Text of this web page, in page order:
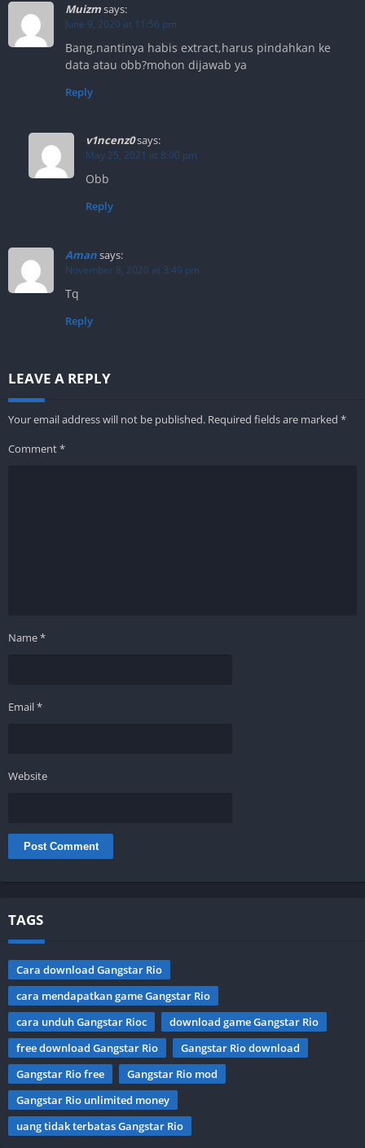
Muizmsays:
June 9, 2020 at 11:56 pm
Bang,nantinya habis extract,harus pindahkan ke
data atau obb?mohon dijawab ya
Reply
v1ncenz0says:
May 25, 2021 at 8:00 pm
Obb
Reply
Amansays:
November 8, 2020 at 3:49 pm
Tq
Reply
LEAVE A REPLY
Your email address will not be published. Required fields are marked *
Comment*
Name*
Email*
Website
TAGS
Cara download Gangstar Rio
cara mendapatkan game Gangstar Rio
cara unduh Gangstar Rioc
download game Gangstar Rio
free download Gangstar Rio
Gangstar Rio download
Gangstar Rio free
Gangstar Rio mod
Gangstar Rio unlimited money
uang tidak terbatas Gangstar Rio